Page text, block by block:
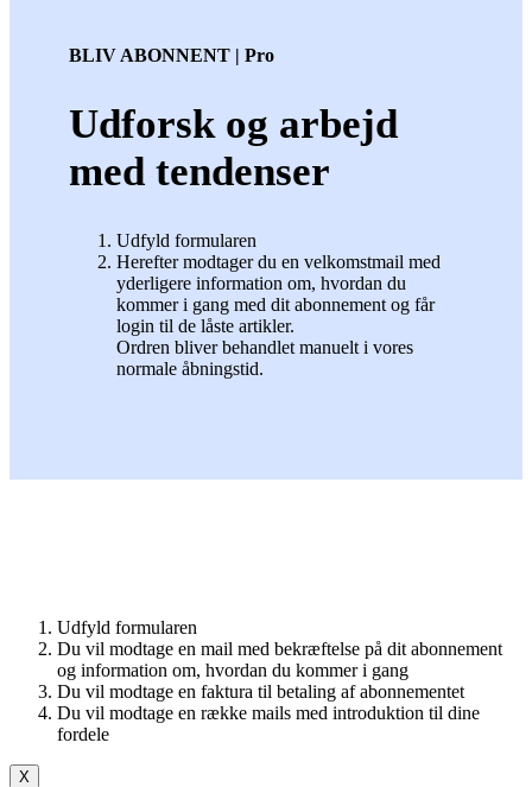
BLIV ABONNENT | Pro
Udforsk og arbejd
med tendenser
Udfyld formularen
Herefter modtager du en velkomstmail med
yderligere information om, hvordan du
kommer i gang med dit abonnement og får
login til de låste artikler.
Ordren bliver behandlet manuelt i vores
normale åbningstid.
Udfyld formularen
Du vil modtage en mail med bekræftelse på dit abonnement
og information om, hvordan du kommer i gang
Du vil modtage en faktura til betaling af abonnementet
Du vil modtage en række mails med introduktion til dine
fordele
X